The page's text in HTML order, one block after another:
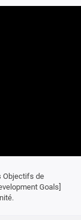
Objectifs de
Goals]